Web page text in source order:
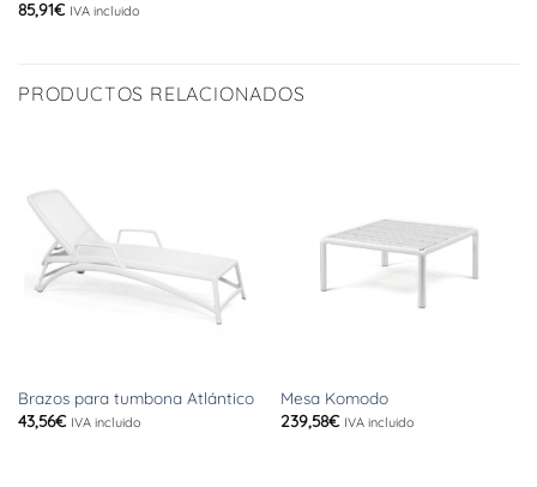
85,91€ IVA incluido
PRODUCTOS RELACIONADOS
Brazos para tumbona Atlántico
43,56€ IVA incluido
Mesa Komodo
239,58€ IVA incluido